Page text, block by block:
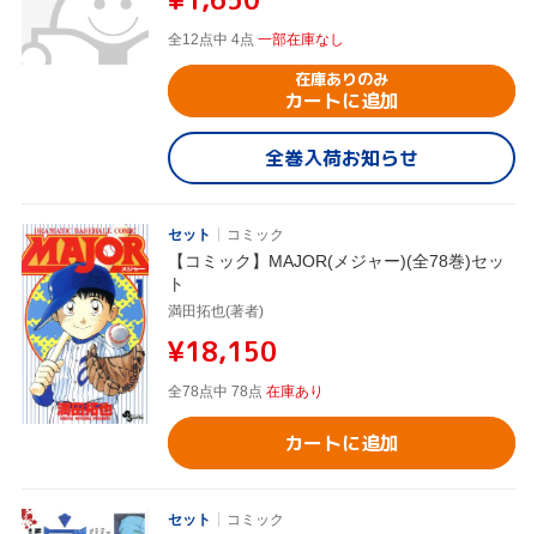
全12点中 4点 一部在庫なし
在庫ありのみ
カートに追加
全巻入荷お知らせ
セット コミック
【コミック】MAJOR(メジャー)(全78巻)セッ
ト
満田拓也(著者)
¥18,150
全78点中 78点 在庫あり
カートに追加
セット コミック